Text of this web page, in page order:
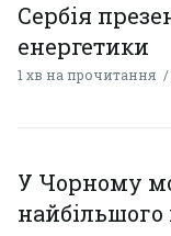
Сербія
енергетики
1 хв на прочитання
У Чорному
найбільшого